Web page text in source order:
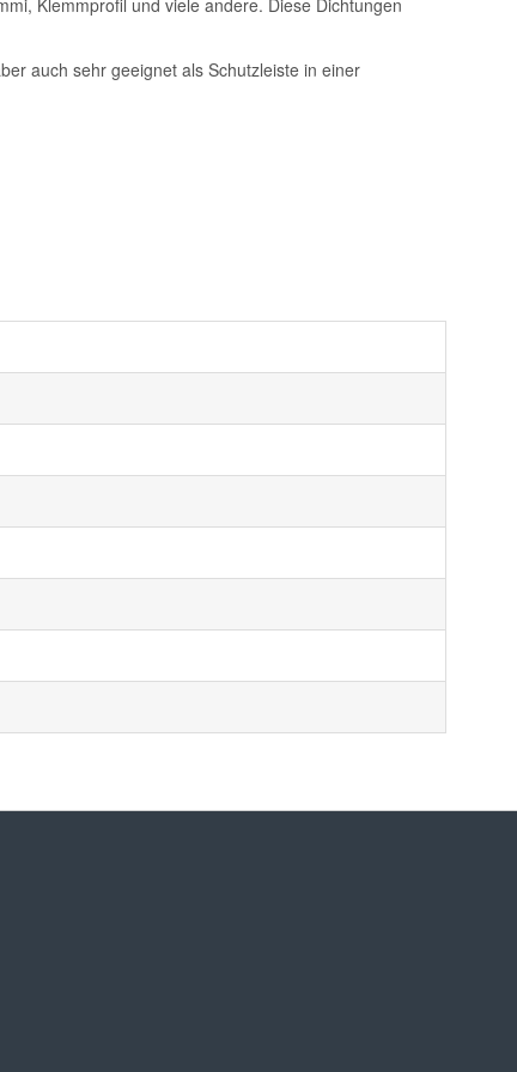
Klemmprofil und viele andere. Diese Dichtungen
auch sehr geeignet als Schutzleiste in einer